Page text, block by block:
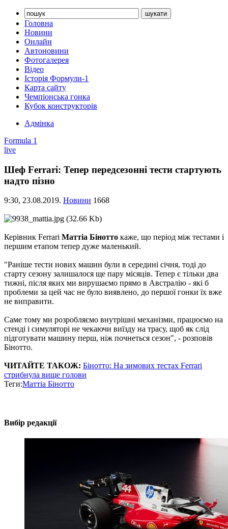
Головна
Новини
Онлайн
Автоновини
Фотогалерея
Відео
Історія Формули-1
Карта сайту
Чемпіонська гонка
Кубок конструкторів
Адмінка
Formula 1
live
Шеф Ferrari: Тепер передсезонні тести стартують
надто пізно
9:30, 23.08.2019. Новини 1668
Керівник Ferrari Маттіа Бінотто каже, що період між тестами і
першим етапом тепер дуже маленький.
"Раніше тести нових машин були в середині січня, тоді до
старту сезону залишалося ще пару місяців. Тепер є тільки два
тижні, після яких ми вирушаємо прямо в Австралію - які б
проблеми за цей час не було виявлено, до першої гонки їх вже
не виправити.
Саме тому ми розробляємо внутрішні механізми, працюємо на
стенді і симуляторі не чекаючи виїзду на трасу, щоб як слід
підготувати машину перш, ніж почнеться сезон", - розповів
Бінотто.
ЧИТАЙТЕ ТАКОЖ: Бінотто: На зимових тестах Ferrari
стрибнула вище голови
Теги:Маттіа Бінотто
Вибір редакції